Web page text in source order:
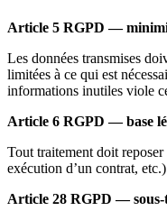
Article 5 RGPD —
Les données transmises
limitées à ce qui est
informations inutiles viole
Article 6 RGPD — base
Tout traitement doit
exécution d’un contrat,
Article 28 RGPD — sous-